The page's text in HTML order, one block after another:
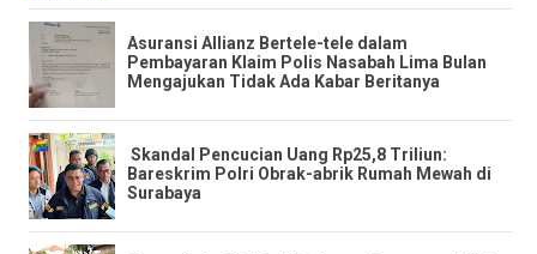
Asuransi Allianz Bertele-tele dalam
Pembayaran Klaim Polis Nasabah Lima Bulan
Mengajukan Tidak Ada Kabar Beritanya
​ ​Skandal Pencucian Uang Rp25,8 Triliun:
Bareskrim Polri Obrak-abrik Rumah Mewah di
Surabaya